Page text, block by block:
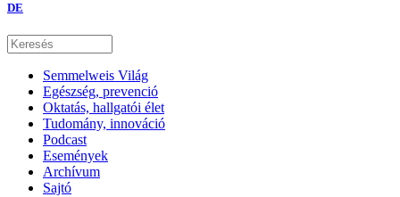
DE
Semmelweis Világ
Egészség, prevenció
Oktatás, hallgatói élet
Tudomány, innováció
Podcast
Események
Archívum
Sajtó